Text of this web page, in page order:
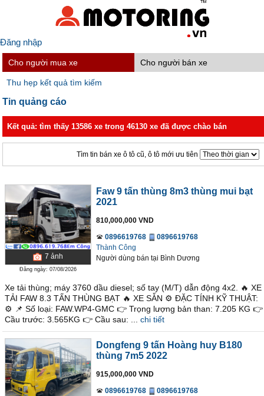
Đăng nhập
Cho người mua xe Cho người bán xe
Thu hẹp kết quả tìm kiếm
Tin quảng cáo
Kết quả: tìm thấy 13586 xe trong 46130 xe đã được chào bán
Tìm tin bán xe ô tô cũ, ô tô mới ưu tiên
7 ảnh
Đăng ngày: 07/08/2026
Faw 9 tấn thùng 8m3 thùng mui bạt
2021
810,000,000 VND
0896619768
0896619768
Thành Công
Người dùng bán tại Bình Dương
Xe tải thùng; máy 3760 dầu diesel; số tay (M/T) dẫn động 4x2. 🔥 XE
TẢI FAW 8.3 TẤN THÙNG BẠT 🔥 XE SẴN ⚙ ĐẶC TÍNH KỸ THUẬT:
⚙ 📌 Số loại: FAW.WP4-GMC 👉 Trọng lượng bản than: 7.205 KG 👉
Cầu trước: 3.565KG 👉 Cầu sau: ...
chi tiết
Dongfeng 9 tấn Hoàng huy B180
thùng 7m5 2022
915,000,000 VND
0896619768
0896619768